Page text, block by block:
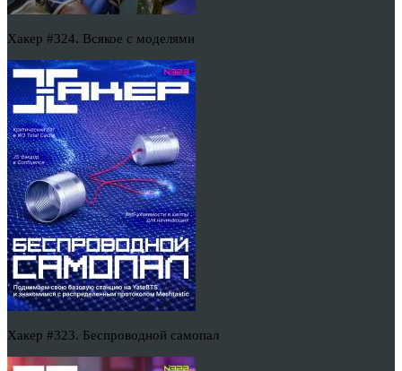
Хакер #324. Всякое с моделями
Хакер #323. Беспроводной самопал